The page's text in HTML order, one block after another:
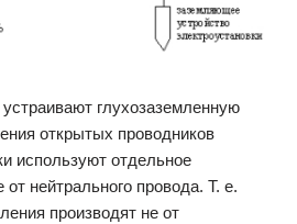
глухозаземленную
открытых проводников
используют отдельное
нейтрального провода. Т. е.
производят не от